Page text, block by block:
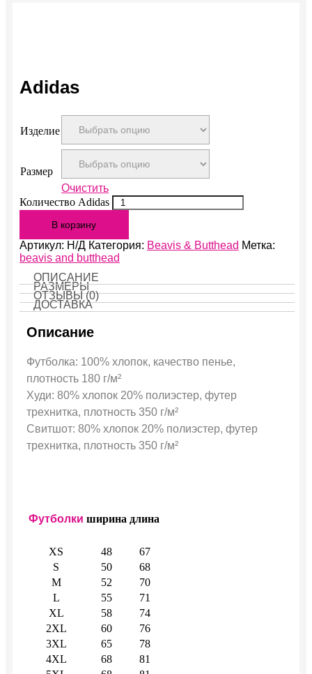
Adidas
Изделие
Размер
Очистить
Количество Adidas
В корзину
Артикул: Н/Д Категория: Beavis & Butthead Метка:
beavis and butthead
ОПИСАНИЕ
РАЗМЕРЫ
ОТЗЫВЫ (0)
ДОСТАВКА
Описание
Футболка: 100% хлопок, качество пенье,
плотность 180 г/м²
Худи: 80% хлопок 20% полиэстер, футер
трехнитка, плотность 350 г/м²
Свитшот: 80% хлопок 20% полиэстер, футер
трехнитка, плотность 350 г/м²
Футболки ширина длина
XS 48
67
S
50
68
M
52
70
L
55
71
XL
58
74
2XL
60
76
3XL
65
78
4XL
68
81